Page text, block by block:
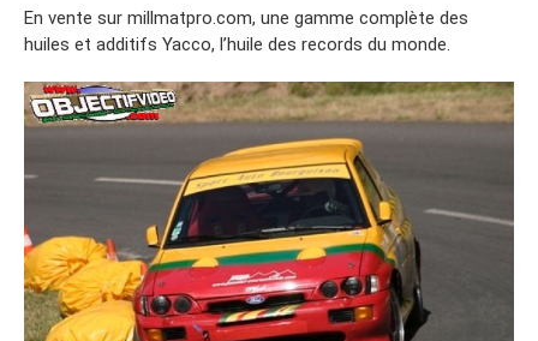
En vente sur millmatpro.com, une gamme complète des
huiles et additifs Yacco, l’huile des records du monde.